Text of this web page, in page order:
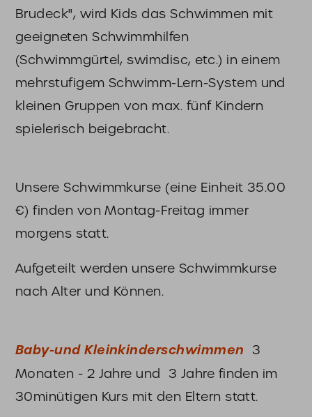
Brudeck", wird Kids das Schwimmen mit
geeigneten Schwimmhilfen
(Schwimmgürtel, swimdisc, etc.) in einem
mehrstufigem Schwimm-Lern-System und
kleinen Gruppen von max. fünf Kindern
spielerisch beigebracht.
Unsere Schwimmkurse (eine Einheit 35.00
€) finden von Montag-Freitag immer
morgens statt.
Aufgeteilt werden unsere Schwimmkurse
nach Alter und Können.
Baby-und Kleinkinderschwimmen 3
Monaten - 2 Jahre und 3 Jahre finden im
30minütigen Kurs mit den Eltern statt.